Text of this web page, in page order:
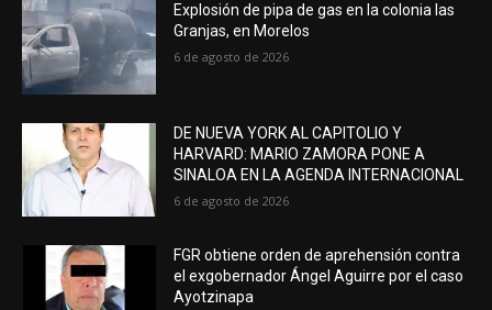
Explosión de pipa de gas en la colonia las
Granjas, en Morelos
6 de agosto de 2026
DE NUEVA YORK AL CAPITOLIO Y
HARVARD: MARIO ZAMORA PONE A
SINALOA EN LA AGENDA INTERNACIONAL
6 de agosto de 2026
FGR obtiene orden de aprehensión contra
el exgobernador Ángel Aguirre por el caso
Ayotzinapa